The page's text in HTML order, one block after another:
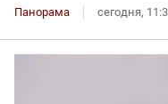
Панорама сегодня,